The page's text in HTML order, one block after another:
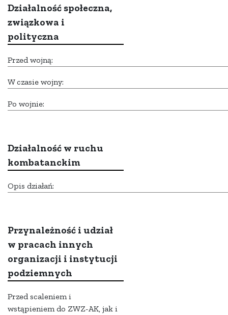
Działalność społeczna,
związkowa i
polityczna
Przed wojną:
W czasie wojny:
Po wojnie:
Działalność w ruchu
kombatanckim
Opis działań:
Przynależność i udział
w pracach innych
organizacji i instytucji
podziemnych
Przed scaleniem i
wstąpieniem do ZWZ-AK, jak i